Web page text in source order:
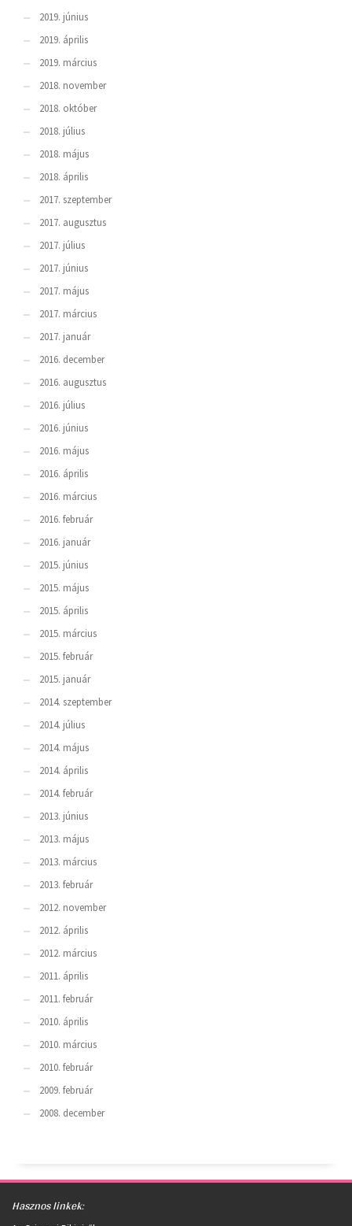
2019. június
2019. április
2019. március
2018. november
2018. október
2018. július
2018. május
2018. április
2017. szeptember
2017. augusztus
2017. július
2017. június
2017. május
2017. március
2017. január
2016. december
2016. augusztus
2016. július
2016. június
2016. május
2016. április
2016. március
2016. február
2016. január
2015. június
2015. május
2015. április
2015. március
2015. február
2015. január
2014. szeptember
2014. július
2014. május
2014. április
2014. február
2013. június
2013. május
2013. március
2013. február
2012. november
2012. április
2012. március
2011. április
2011. február
2010. április
2010. március
2010. február
2009. február
2008. december
Hasznos linkek: